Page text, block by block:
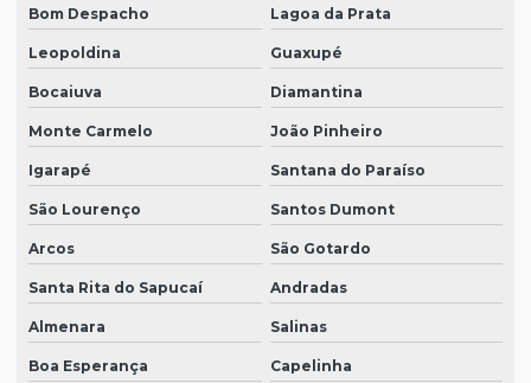
Bom Despacho Lagoa da Prata
Leopoldina Guaxupé
Bocaiuva Diamantina
Monte Carmelo João Pinheiro
Igarapé Santana do Paraíso
São Lourenço Santos Dumont
Arcos São Gotardo
Santa Rita do Sapucaí Andradas
Almenara Salinas
Boa Esperança Capelinha